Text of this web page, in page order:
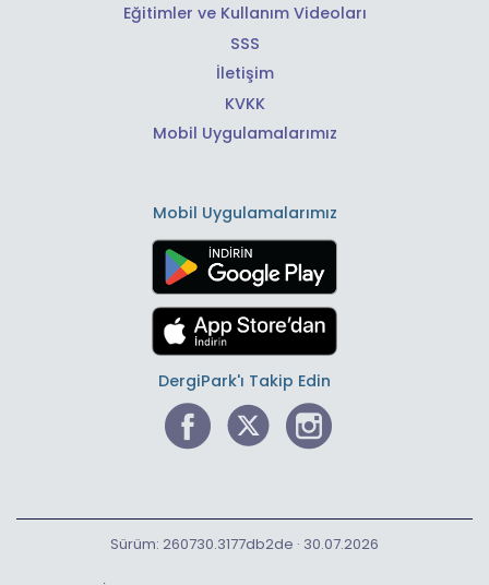
Eğitimler ve Kullanım Videoları
SSS
İletişim
KVKK
Mobil Uygulamalarımız
Mobil Uygulamalarımız
DergiPark'ı Takip Edin
Sürüm: 260730.3177db2de · 30.07.2026